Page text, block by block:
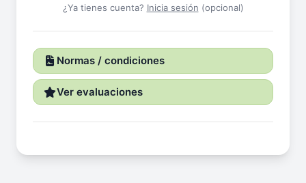
¿Ya tienes cuenta? Inicia sesión (opcional)
Normas / condiciones
Ver evaluaciones